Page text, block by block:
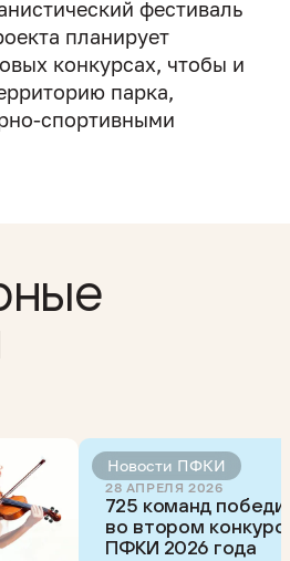
фестиваль
планирует
конкурсах, чтобы и
парка,
спортивными
Новости ПФКИ
28 АПРЕЛЯ 2026
725 команд
во втором
ПФКИ 2026 года